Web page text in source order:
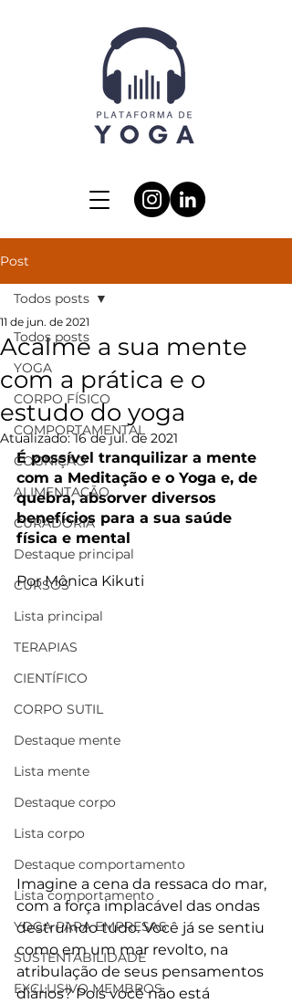
Post
Todos posts
YOGA
CORPO FÍSICO
COMPORTAMENTAL
COGNIÇÃO
ALIMENTAÇÃO
CURADORIA
Destaque principal
CURSOS
Lista principal
TERAPIAS
CIENTÍFICO
CORPO SUTIL
Destaque mente
Lista mente
Destaque corpo
Lista corpo
Destaque comportamento
Lista comportamento
YOGA PARA EMPRESAS
SUSTENTABILIDADE
EXCLUSIVO MEMBROS
Todos posts
Acalme a sua mente
com a prática e o
estudo do yoga
11 de jun. de 2021
Atualizado:16 de jul. de 2021
É possível tranquilizar a mente
com a Meditação e o Yoga e, de
quebra, absorver diversos
benefícios para a sua saúde
física e mental
Por Mônica Kikuti
Imagine a cena da ressaca do mar,
com a força implacável das ondas
destruindo tudo. Você já se sentiu
como em um mar revolto, na
atribulação de seus pensamentos
diários? Pois você não está